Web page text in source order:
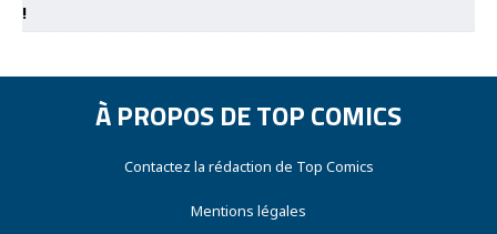
!
À PROPOS DE TOP COMICS
Contactez la rédaction de Top Comics
Mentions légales